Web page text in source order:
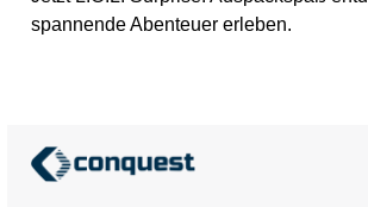
spannende Abenteuer erleben.